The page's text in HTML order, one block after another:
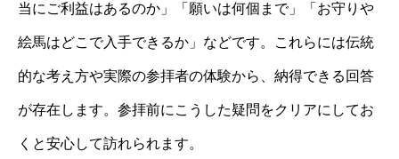
当にご利益はあるのか」「願いは何個まで」「お守りや
絵馬はどこで入手できるか」などです。これらには伝統
的な考え方や実際の参拝者の体験から、納得できる回答
が存在します。参拝前にこうした疑問をクリアにしてお
くと安心して訪れられます。